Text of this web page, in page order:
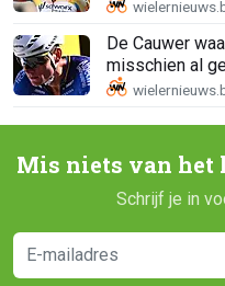
De Cauwer
misschien al
Mis niets van het
Schrijf je in